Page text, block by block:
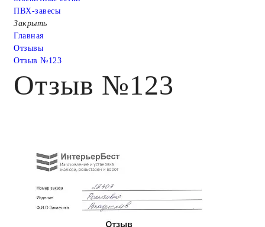
ПВХ-завесы
Закрыть
Главная
Отзывы
Отзыв №123
Отзыв №123